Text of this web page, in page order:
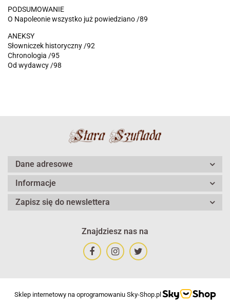
PODSUMOWANIE
O Napoleonie wszystko już powiedziano /89
ANEKSY
Słowniczek historyczny /92
Chronologia /95
Od wydawcy /98
Dane adresowe
Informacje
Zapisz się do newslettera
Znajdziesz nas na
Sklep internetowy na oprogramowaniu Sky-Shop.pl